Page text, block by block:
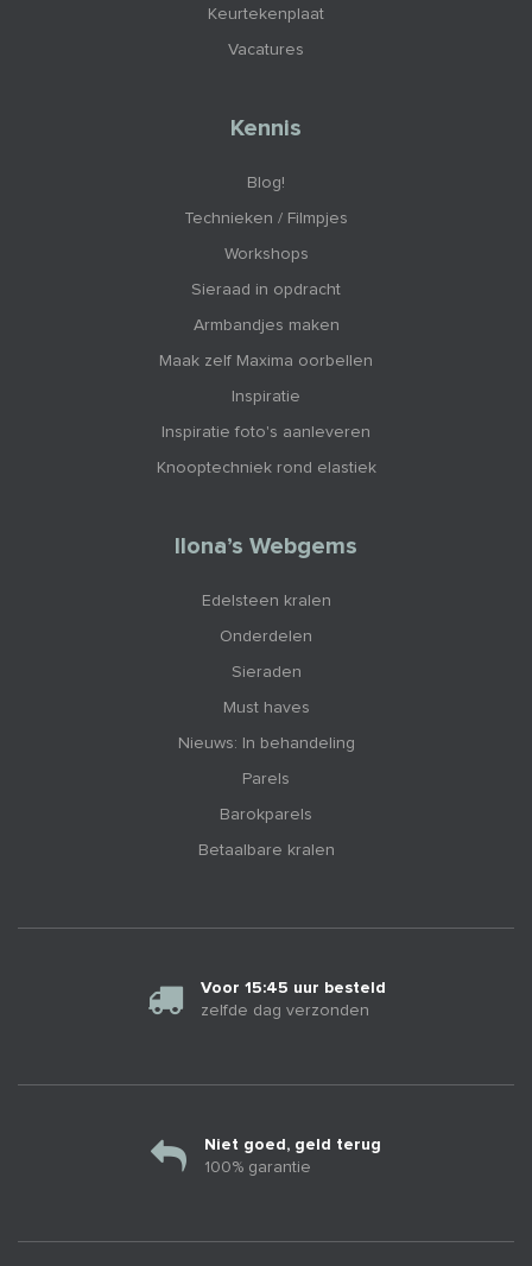
Keurtekenplaat
Vacatures
Kennis
Blog!
Technieken / Filmpjes
Workshops
Sieraad in opdracht
Armbandjes maken
Maak zelf Maxima oorbellen
Inspiratie
Inspiratie foto's aanleveren
Knooptechniek rond elastiek
Ilona’s Webgems
Edelsteen kralen
Onderdelen
Sieraden
Must haves
Nieuws: In behandeling
Parels
Barokparels
Betaalbare kralen
Voor 15:45 uur besteld
zelfde dag verzonden
Niet goed, geld terug
100% garantie